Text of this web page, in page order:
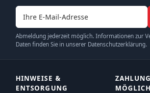
E-Mail-Adresse
Abmeldung jederzeit möglich. Informationen zur
Daten finden Sie in unserer Datenschutzerklärung.
HINWEISE &
ENTSORGUNG